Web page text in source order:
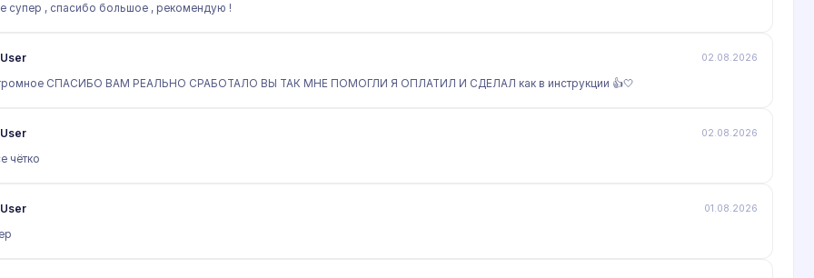
супер , спасибо большое , рекомендую !
User 02.08.2026
СПАСИБО ВАМ РЕАЛЬНО СРАБОТАЛО ВЫ ТАК МНЕ ПОМОГЛИ Я ОПЛАТИЛ И СДЕЛАЛ как в инструкции 👍🤍
User 02.08.2026
чётко
User 01.08.2026